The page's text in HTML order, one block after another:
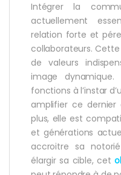
Intégrer la
actuellement
relation forte et
collaborateurs.
de valeurs
image
fonctions à l’instar
amplifier ce dernier
plus, elle est
et générations
accroitre sa
élargir sa cible, cet